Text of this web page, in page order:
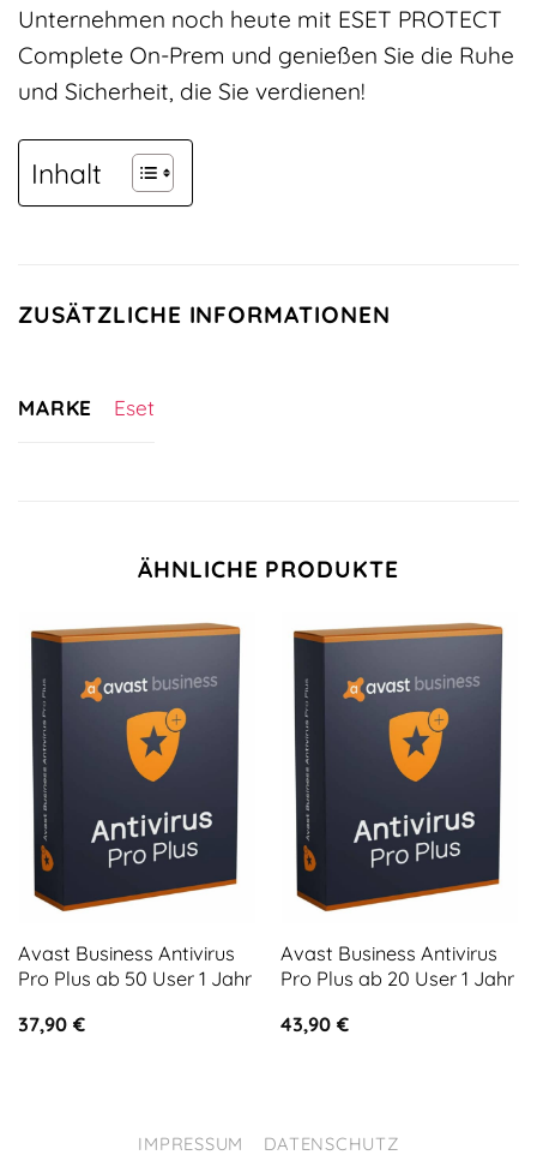
Unternehmen noch heute mit ESET PROTECT
Complete On-Prem und genießen Sie die Ruhe
und Sicherheit, die Sie verdienen!
Inhalt
ZUSÄTZLICHE INFORMATIONEN
MARKE Eset
ÄHNLICHE PRODUKTE
Avast Business Antivirus
Pro Plus ab 50 User 1 Jahr
37,90 €
Avast Business Antivirus
Pro Plus ab 20 User 1 Jahr
43,90 €
IMPRESSUM DATENSCHUTZ